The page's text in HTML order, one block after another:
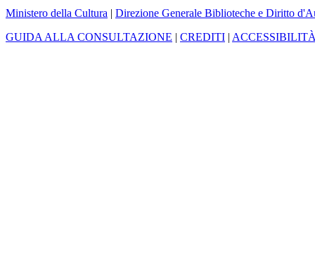
Ministero della Cultura | Direzione Generale Biblioteche e Diritto
GUIDA ALLA CONSULTAZIONE | CREDITI |